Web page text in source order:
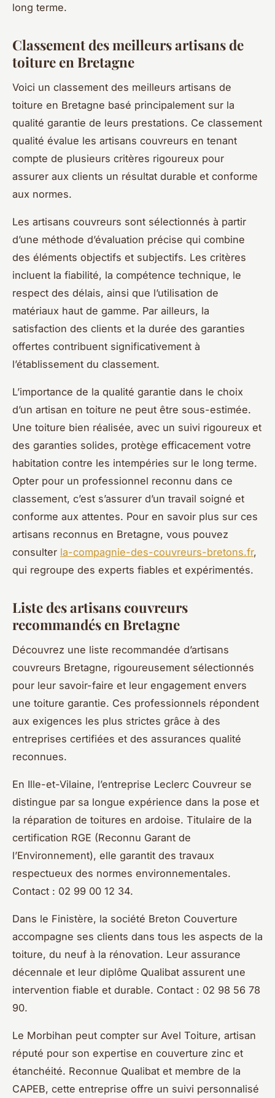
long terme.
Classement des meilleurs artisans de
toiture en Bretagne
Voici un classement des meilleurs artisans de
toiture en Bretagne basé principalement sur la
qualité garantie de leurs prestations. Ce classement
qualité évalue les artisans couvreurs en tenant
compte de plusieurs critères rigoureux pour
assurer aux clients un résultat durable et conforme
aux normes.
Les artisans couvreurs sont sélectionnés à partir
d’une méthode d’évaluation précise qui combine
des éléments objectifs et subjectifs. Les critères
incluent la fiabilité, la compétence technique, le
respect des délais, ainsi que l’utilisation de
matériaux haut de gamme. Par ailleurs, la
satisfaction des clients et la durée des garanties
offertes contribuent significativement à
l’établissement du classement.
L’importance de la qualité garantie dans le choix
d’un artisan en toiture ne peut être sous-estimée.
Une toiture bien réalisée, avec un suivi rigoureux et
des garanties solides, protège efficacement votre
habitation contre les intempéries sur le long terme.
Opter pour un professionnel reconnu dans ce
classement, c’est s’assurer d’un travail soigné et
conforme aux attentes. Pour en savoir plus sur ces
artisans reconnus en Bretagne, vous pouvez
consulter la-compagnie-des-couvreurs-bretons.fr,
qui regroupe des experts fiables et expérimentés.
Liste des artisans couvreurs
recommandés en Bretagne
Découvrez une liste recommandée d’artisans
couvreurs Bretagne, rigoureusement sélectionnés
pour leur savoir-faire et leur engagement envers
une toiture garantie. Ces professionnels répondent
aux exigences les plus strictes grâce à des
entreprises certifiées et des assurances qualité
reconnues.
En Ille-et-Vilaine, l’entreprise Leclerc Couvreur se
distingue par sa longue expérience dans la pose et
la réparation de toitures en ardoise. Titulaire de la
certification RGE (Reconnu Garant de
l’Environnement), elle garantit des travaux
respectueux des normes environnementales.
Contact : 02 99 00 12 34.
Dans le Finistère, la société Breton Couverture
accompagne ses clients dans tous les aspects de la
toiture, du neuf à la rénovation. Leur assurance
décennale et leur diplôme Qualibat assurent une
intervention fiable et durable. Contact : 02 98 56 78
90.
Le Morbihan peut compter sur Avel Toiture, artisan
réputé pour son expertise en couverture zinc et
étanchéité. Reconnue Qualibat et membre de la
CAPEB, cette entreprise offre un suivi personnalisé